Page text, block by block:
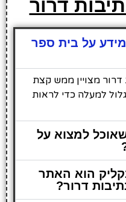
דרור
על בית ספר
מצויין ממש קצת
למעלה כדי לראות
למצוא על
הוא האתר
דרור?